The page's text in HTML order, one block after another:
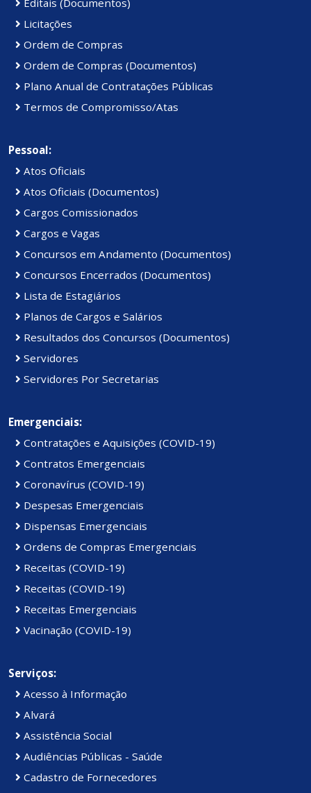
Licitações
Ordem de Compras
Ordem de Compras (Documentos)
Plano Anual de Contratações Públicas
Termos de Compromisso/Atas
Pessoal:
Atos Oficiais
Atos Oficiais (Documentos)
Cargos Comissionados
Cargos e Vagas
Concursos em Andamento (Documentos)
Concursos Encerrados (Documentos)
Lista de Estagiários
Planos de Cargos e Salários
Resultados dos Concursos (Documentos)
Servidores
Servidores Por Secretarias
Emergenciais:
Contratações e Aquisições (COVID-19)
Contratos Emergenciais
Coronavírus (COVID-19)
Despesas Emergenciais
Dispensas Emergenciais
Ordens de Compras Emergenciais
Receitas (COVID-19)
Receitas (COVID-19)
Receitas Emergenciais
Vacinação (COVID-19)
Serviços:
Acesso à Informação
Alvará
Assistência Social
Audiências Públicas - Saúde
Cadastro de Fornecedores